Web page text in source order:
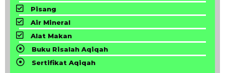
Pisang
Air Mineral
Alat Makan
Buku Risalah Aqiqah
Sertifikat Aqiqah